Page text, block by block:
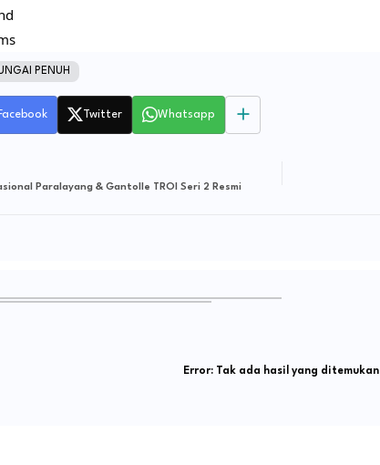
PENUH
Twitter Whatsapp
Paralayang & Gantolle TROI Seri 2 Resmi
Error: Tak ada hasil yang ditemukan